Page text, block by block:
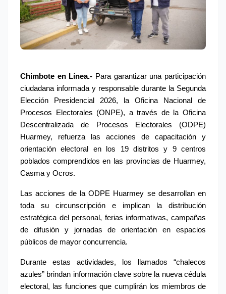
Chimbote en Línea.- Para garantizar una participación
ciudadana informada y responsable durante la Segunda
Elección Presidencial 2026, la Oficina Nacional de
Procesos Electorales (ONPE), a través de la Oficina
Descentralizada de Procesos Electorales (ODPE)
Huarmey, refuerza las acciones de capacitación y
orientación electoral en los 19 distritos y 9 centros
poblados comprendidos en las provincias de Huarmey,
Casma y Ocros.
Las acciones de la ODPE Huarmey se desarrollan en
toda su circunscripción e implican la distribución
estratégica del personal, ferias informativas, campañas
de difusión y jornadas de orientación en espacios
públicos de mayor concurrencia.
Durante estas actividades, los llamados “chalecos
azules” brindan información clave sobre la nueva cédula
electoral, las funciones que cumplirán los miembros de